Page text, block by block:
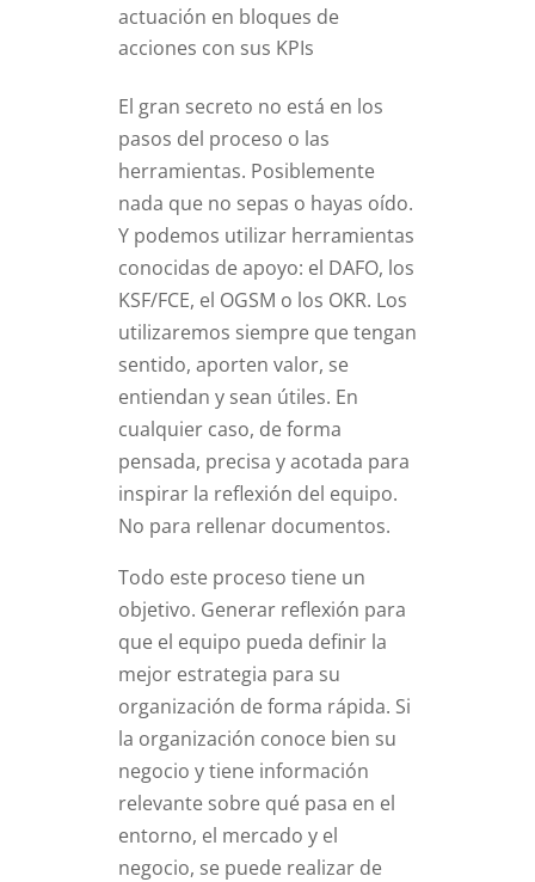
actuación en bloques de
acciones con sus KPIs
El gran secreto no está en los
pasos del proceso o las
herramientas. Posiblemente
nada que no sepas o hayas oído.
Y podemos utilizar herramientas
conocidas de apoyo: el DAFO, los
KSF/FCE, el OGSM o los OKR. Los
utilizaremos siempre que tengan
sentido, aporten valor, se
entiendan y sean útiles. En
cualquier caso, de forma
pensada, precisa y acotada para
inspirar la reflexión del equipo.
No para rellenar documentos.
Todo este proceso tiene un
objetivo. Generar reflexión para
que el equipo pueda definir la
mejor estrategia para su
organización de forma rápida. Si
la organización conoce bien su
negocio y tiene información
relevante sobre qué pasa en el
entorno, el mercado y el
negocio, se puede realizar de